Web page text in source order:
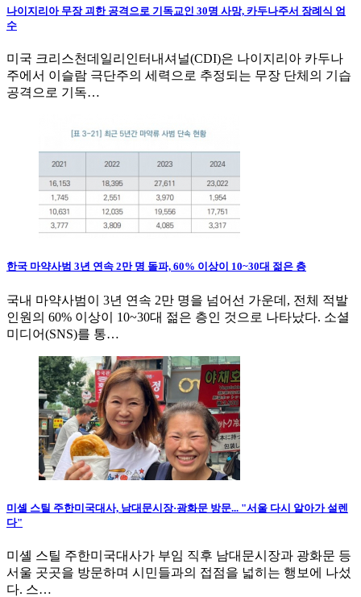
나이지리아 무장 괴한 공격으로 기독교인 30명 사망, 카두나주서 장례식 엄
수
미국 크리스천데일리인터내셔널(CDI)은 나이지리아 카두나
주에서 이슬람 극단주의 세력으로 추정되는 무장 단체의 기습
공격으로 기독…
한국 마약사범 3년 연속 2만 명 돌파, 60% 이상이 10~30대 젊은 층
국내 마약사범이 3년 연속 2만 명을 넘어선 가운데, 전체 적발
인원의 60% 이상이 10~30대 젊은 층인 것으로 나타났다. 소셜
미디어(SNS)를 통…
미셸 스틸 주한미국대사, 남대문시장·광화문 방문... "서울 다시 알아가 설렌
다"
미셸 스틸 주한미국대사가 부임 직후 남대문시장과 광화문 등
서울 곳곳을 방문하며 시민들과의 접점을 넓히는 행보에 나섰
다. 스…